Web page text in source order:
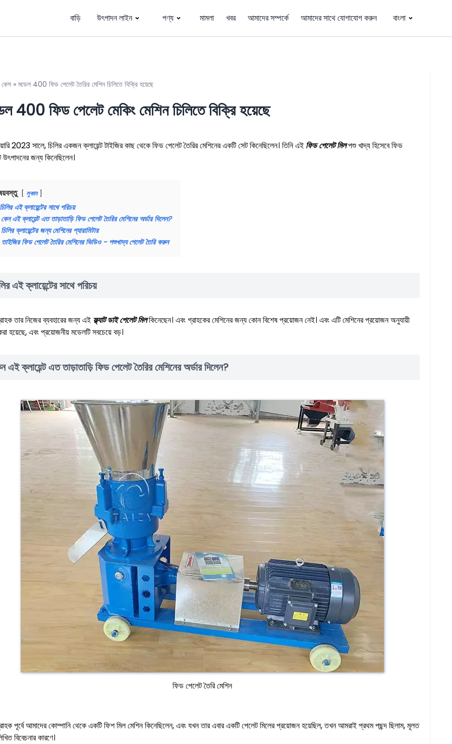
বাড়ি উৎপাদন লাইন পণ্য মামলা খবর আমাদের সম্পর্কে আমাদের সাথে যোগাযোগ করুন বাংলা
কেস » মডেল 400 ফিড পেলেট তৈরির মেশিন চিলিতে বিক্রি হয়েছে
400 ফিড পেলেট মেকিং মেশিন চিলিতে বিক্রি হয়েছে
2023 সালে, চিলির একজন ক্লায়েন্ট টাইজির কাছ থেকে ফিড পেলেট তৈরির মেশিনের একটি সেট কিনেছিলেন। তিনি এই ফিড পেলেট মিলপশু খাদ্য হিসেবে ফিড
উৎপাদনের জন্য কিনেছিলেন।
লুকান
চিলির এই ক্লায়েন্টের সাথে পরিচয়
কেন এই ক্লায়েন্ট এত তাড়াতাড়ি ফিড পেলেট তৈরির মেশিনের অর্ডার দিলেন?
চিলির ক্লায়েন্টের জন্য মেশিনের প্যারামিটার
তাইজির ফিড পেলেট তৈরির মেশিনের ভিডিও - পশুখাদ্য পেলেট তৈরি করুন
এই ক্লায়েন্টের সাথে পরিচয়
তার নিজের ব্যবহারের জন্য এই ফ্ল্যাট ডাই পেলেট মিলকিনেছেন। এবং গ্রাহকের মেশিনের জন্য কোন বিশেষ প্রয়োজন নেই। এবং এটি মেশিনের প্রয়োজন অনুযায়ী
হয়েছে, এবং প্রয়োজনীয় মডেলটি সবচেয়ে বড়।
এই ক্লায়েন্ট এত তাড়াতাড়ি ফিড পেলেট তৈরির মেশিনের অর্ডার দিলেন?
ফিড পেলেট তৈরি মেশিন
পূর্বে আমাদের কোম্পানি থেকে একটি ফিশ মিল মেশিন কিনেছিলেন, এবং যখন তার এবার একটি পেলেট মিলের প্রয়োজন হয়েছিল, তখন আমরাই প্রথম পছন্দ ছিলাম, মূলত
বিবেচনার কারণে।